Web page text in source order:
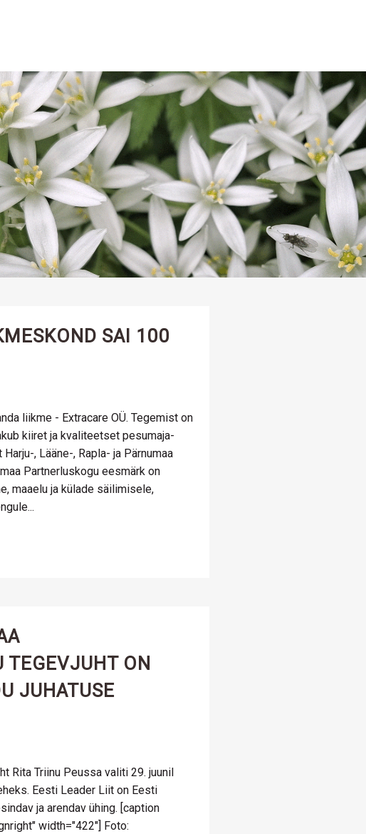
SAI 100
liikme - Extracare OÜ. Tegemist on
kiiret ja kvaliteetset pesumaja-
, Lääne-, Rapla- ja Pärnumaa
Partnerluskogu eesmärk on
maaelu ja külade säilimisele,
TEGEVJUHT ON
JUHATUSE
Rita Triinu Peussa valiti 29. juunil
Eesti Leader Liit on Eesti
ja arendav ühing. [caption
width="422"] Foto: